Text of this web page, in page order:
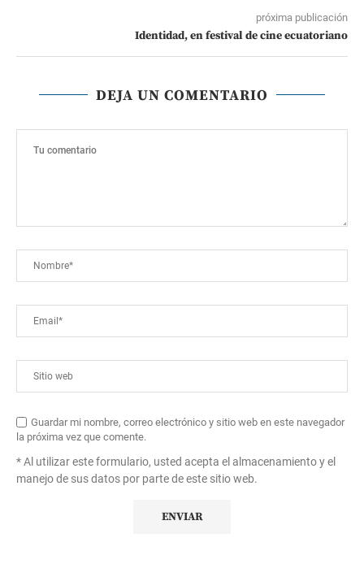
próxima publicación
Identidad, en festival de cine ecuatoriano
DEJA UN COMENTARIO
Guardar mi nombre, correo electrónico y sitio web en este navegador
la próxima vez que comente.
* Al utilizar este formulario, usted acepta el almacenamiento y el
manejo de sus datos por parte de este sitio web.